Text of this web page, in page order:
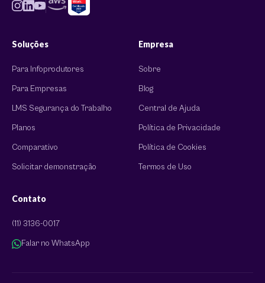
Soluções
Para Infoprodutores
Para Empresas
LMS Segurança do Trabalho
Planos
Comparativo
Solicitar demonstração
Empresa
Sobre
Blog
Central de Ajuda
Política de Privacidade
Política de Cookies
Termos de Uso
Contato
(11) 3136-0017
Falar no WhatsApp